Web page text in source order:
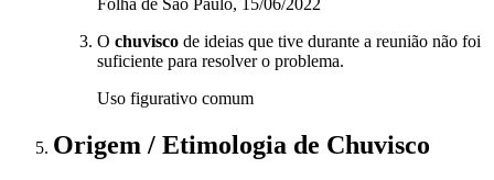
Folha de São Paulo, 15/06/2022
O chuvisco de ideias que tive durante a reunião não foi
suficiente para resolver o problema.
Uso figurativo comum
Origem / Etimologia de Chuvisco